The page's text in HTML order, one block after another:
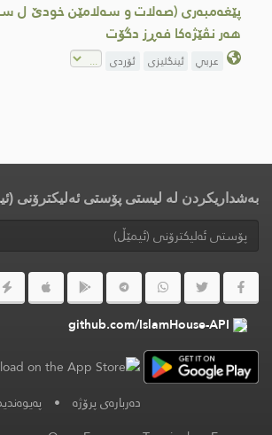
پێغه‌مبه‌ری (صه‌لات و سه‌لامێن خودێ ل
هه‌ر نڤێژه‌كا فه‌ڕز دگۆت
عربي ئینگلیزی ئۆردی
بەشداریکردن لە لیستی پۆستی ئەلیکترۆنی
github.com/IslamHouse-API
دەربارەی پرۆژە •